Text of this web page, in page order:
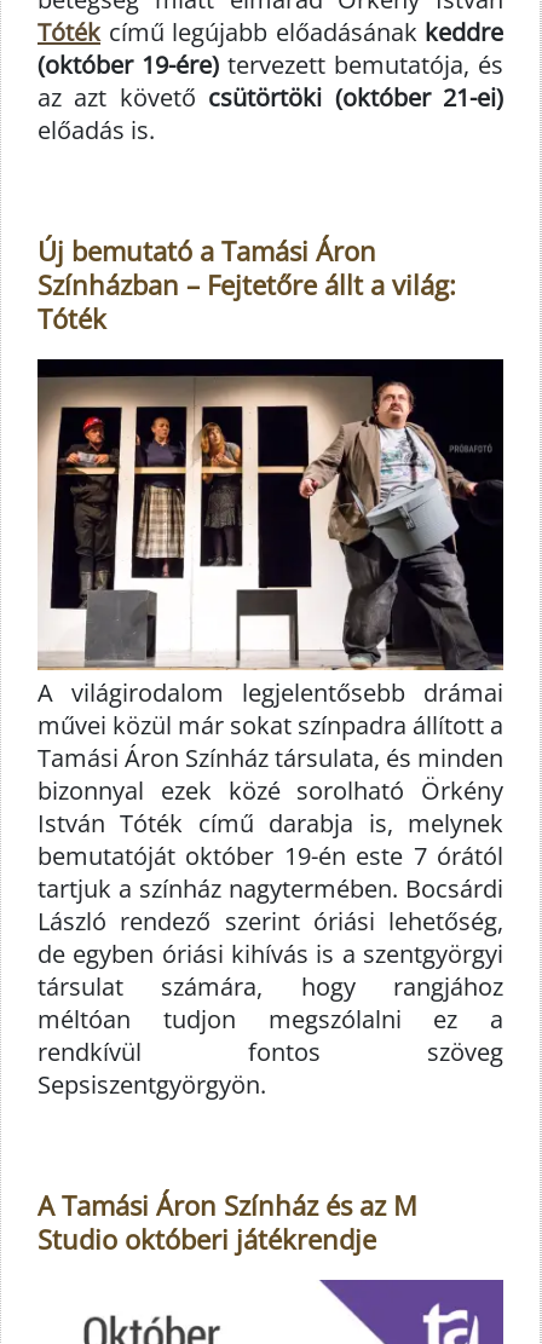
Tótékcímű legújabb előadásának keddre
(október 19-ére) tervezett bemutatója, és
az azt követő csütörtöki (október 21-ei)
előadás is.
Új bemutató a Tamási Áron
Színházban – Fejtetőre állt a világ:
Tóték
A világirodalom legjelentősebb drámai
művei közül már sokat színpadra állított a
Tamási Áron Színház társulata, és minden
bizonnyal ezek közé sorolható Örkény
István Tóték című darabja is, melynek
bemutatóját október 19-én este 7 órától
tartjuk a színház nagytermében. Bocsárdi
László rendező szerint óriási lehetőség,
de egyben óriási kihívás is a szentgyörgyi
társulat számára, hogy rangjához
méltóan tudjon megszólalni ez a
rendkívül fontos szöveg
Sepsiszentgyörgyön.
A Tamási Áron Színház és az M
Studio októberi játékrendje